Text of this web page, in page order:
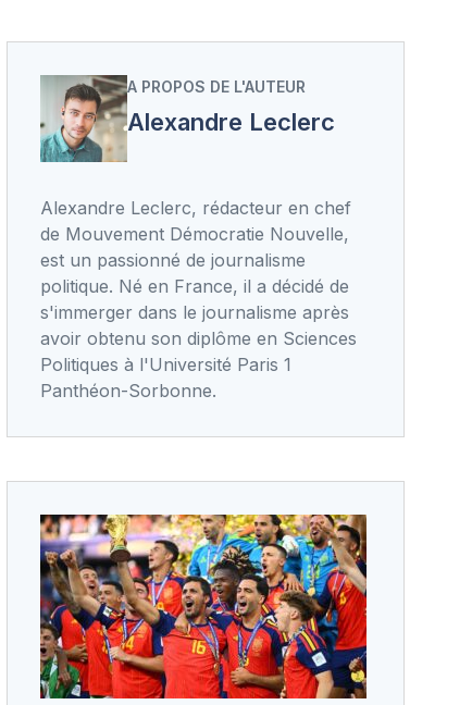
A PROPOS DE L'AUTEUR
Alexandre Leclerc
Alexandre Leclerc, rédacteur en chef
de Mouvement Démocratie Nouvelle,
est un passionné de journalisme
politique. Né en France, il a décidé de
s'immerger dans le journalisme après
avoir obtenu son diplôme en Sciences
Politiques à l'Université Paris 1
Panthéon-Sorbonne.